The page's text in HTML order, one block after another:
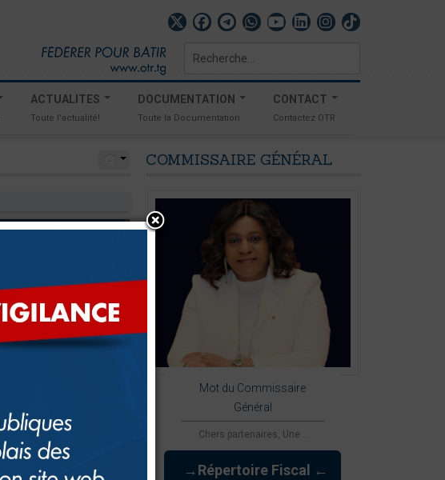
Rechercher
ACTUALITES
Toute l'actualité!
DOCUMENTATION
Toute la Documentation
CONTACT
Contactez OTR
COMMISSAIRE GÉNÉRAL
Mot du Commissaire
Général
Chers partenaires, Une ...
→Répertoire Fiscal ←